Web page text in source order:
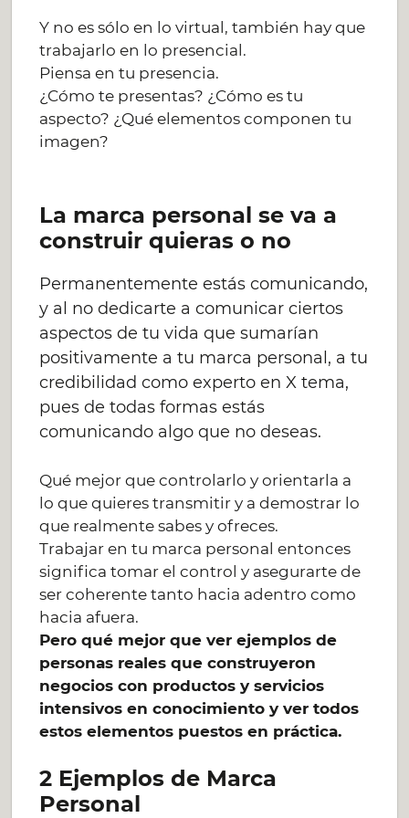
Y no es sólo en lo virtual, también hay que
trabajarlo en lo presencial.
Piensa en tu presencia.
¿Cómo te presentas? ¿Cómo es tu
aspecto? ¿Qué elementos componen tu
imagen?
La marca personal se va a
construir quieras o no
Permanentemente estás comunicando,
y al no dedicarte a comunicar ciertos
aspectos de tu vida que sumarían
positivamente a tu marca personal, a tu
credibilidad como experto en X tema,
pues de todas formas estás
comunicando algo que no deseas.
Qué mejor que controlarlo y orientarla a
lo que quieres transmitir y a demostrar lo
que realmente sabes y ofreces.
Trabajar en tu marca personal entonces
significa tomar el control y asegurarte de
ser coherente tanto hacia adentro como
hacia afuera.
Pero qué mejor que ver ejemplos de
personas reales que construyeron
negocios con productos y servicios
intensivos en conocimiento y ver todos
estos elementos puestos en práctica.
2 Ejemplos de Marca
Personal